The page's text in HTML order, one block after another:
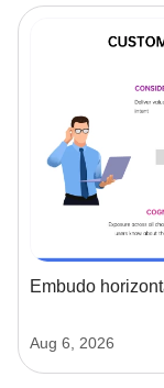
Embudo
Aug 6, 2026